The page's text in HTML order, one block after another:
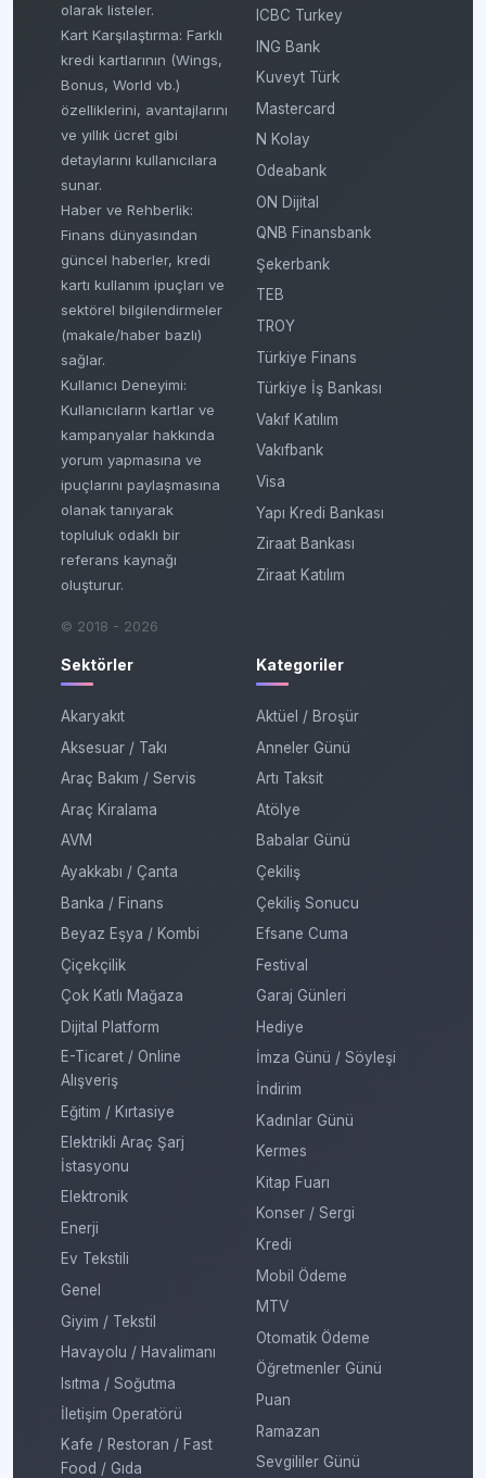
olarak listeler.
Kart Karşılaştırma: Farklı
kredi kartlarının (Wings,
Bonus, World vb.)
özelliklerini, avantajlarını
ve yıllık ücret gibi
detaylarını kullanıcılara
sunar.
Haber ve Rehberlik:
Finans dünyasından
güncel haberler, kredi
kartı kullanım ipuçları ve
sektörel bilgilendirmeler
(makale/haber bazlı)
sağlar.
Kullanıcı Deneyimi:
Kullanıcıların kartlar ve
kampanyalar hakkında
yorum yapmasına ve
ipuçlarını paylaşmasına
olanak tanıyarak
topluluk odaklı bir
referans kaynağı
oluşturur.
© 2018 - 2026
ICBC Turkey
ING Bank
Kuveyt Türk
Mastercard
N Kolay
Odeabank
ON Dijital
QNB Finansbank
Şekerbank
TEB
TROY
Türkiye Finans
Türkiye İş Bankası
Vakıf Katılım
Vakıfbank
Visa
Yapı Kredi Bankası
Ziraat Bankası
Ziraat Katılım
Sektörler
Akaryakıt
Aksesuar / Takı
Araç Bakım / Servis
Araç Kiralama
AVM
Ayakkabı / Çanta
Banka / Finans
Beyaz Eşya / Kombi
Çiçekçilik
Çok Katlı Mağaza
Dijital Platform
E-Ticaret / Online
Alışveriş
Eğitim / Kırtasiye
Elektrikli Araç Şarj
İstasyonu
Elektronik
Enerji
Ev Tekstili
Genel
Giyim / Tekstil
Havayolu / Havalimanı
Isıtma / Soğutma
İletişim Operatörü
Kafe / Restoran / Fast
Food / Gıda
Kategoriler
Aktüel / Broşür
Anneler Günü
Artı Taksit
Atölye
Babalar Günü
Çekiliş
Çekiliş Sonucu
Efsane Cuma
Festival
Garaj Günleri
Hediye
İmza Günü / Söyleşi
İndirim
Kadınlar Günü
Kermes
Kitap Fuarı
Konser / Sergi
Kredi
Mobil Ödeme
MTV
Otomatik Ödeme
Öğretmenler Günü
Puan
Ramazan
Sevgililer Günü